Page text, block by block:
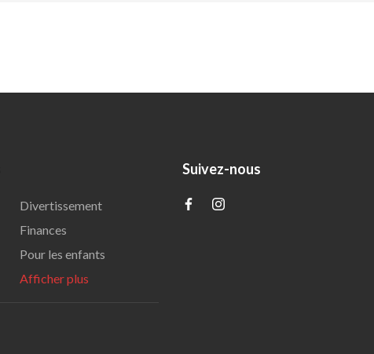
Divertissement
Finances
Pour les enfants
Afficher plus
Suivez-nous